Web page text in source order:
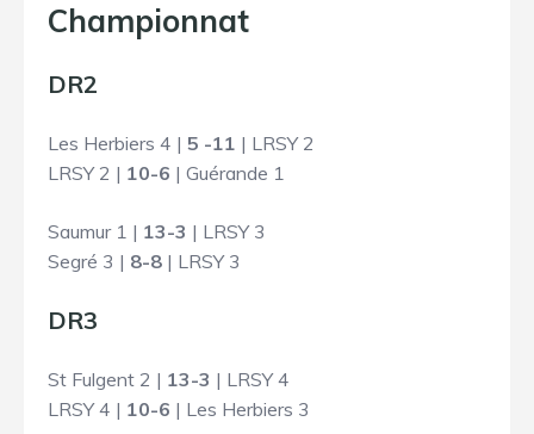
Championnat
DR2
Les Herbiers 4 | 5 -11 | LRSY 2
LRSY 2 | 10-6 | Guérande 1
Saumur 1 | 13-3 | LRSY 3
Segré 3 | 8-8 | LRSY 3
DR3
St Fulgent 2 | 13-3 | LRSY 4
LRSY 4 | 10-6 | Les Herbiers 3